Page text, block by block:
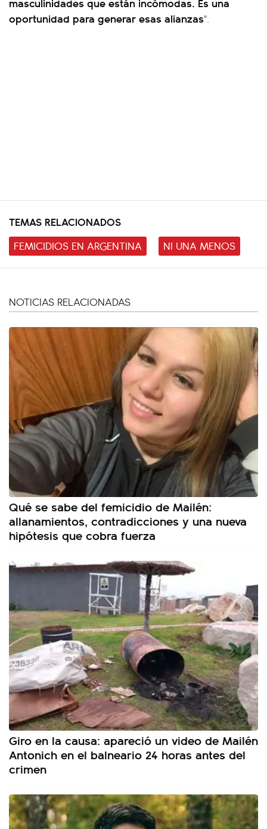
oportunidad para generar esas alianzas".
TEMAS RELACIONADOS
FEMICIDIOS EN ARGENTINA
NI UNA MENOS
NOTICIAS RELACIONADAS
Qué se sabe del femicidio de Mailén:
allanamientos, contradicciones y una nueva
hipótesis que cobra fuerza
Giro en la causa: apareció un video de Mailén
Antonich en el balneario 24 horas antes del
crimen